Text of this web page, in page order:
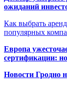
ожиданий
Как выбрать
популярных
Европа
сертификации:
Новости Гродно